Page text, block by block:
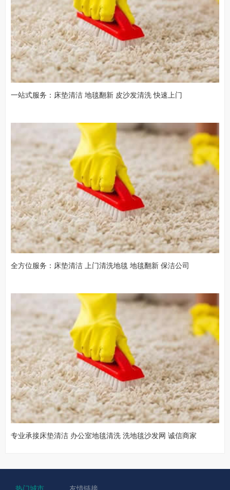
一站式服务：床垫清洁 地毯翻新 皮沙发清洗 快速上门
全方位服务：床垫清洁 上门清洗地毯 地毯翻新 保洁公司
专业承接床垫清洁 办公室地毯清洗 洗地毯沙发网 诚信商家